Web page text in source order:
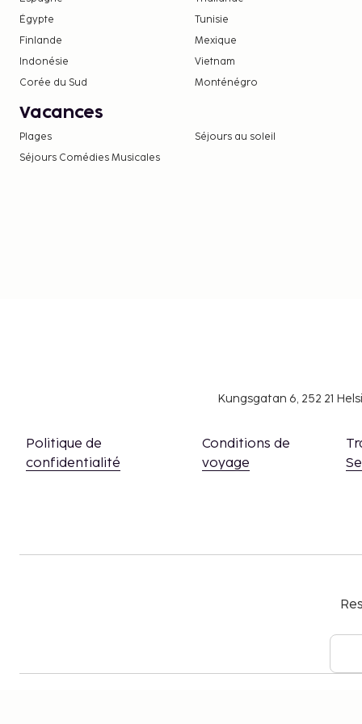
aux coordonnées figurant dans la
Égypte
Tunisie
Finlande
Mexique
Indonésie
Vietnam
Corée du Sud
Monténégro
Vacances
Plages Séjours au soleil
Séjours Comédies Musicales
Kungsgatan 6, 252 21
Politique de
confidentialité
Conditions de
voyage